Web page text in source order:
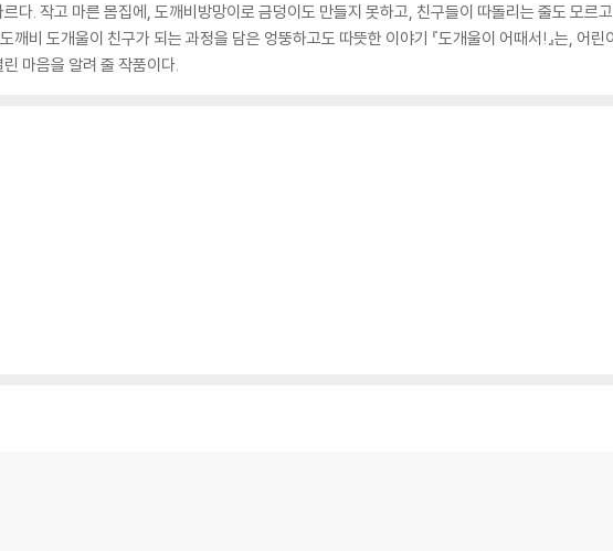
다. 작고 마른 몸집에, 도깨비방망이로 금덩이도 만들지 못하고, 친구들이 따돌리는 줄도 모르
깨비 도개울이 친구가 되는 과정을 담은 엉뚱하고도 따뜻한 이야기 『도개울이 어때서!』는, 어
마음을 알려 줄 작품이다.